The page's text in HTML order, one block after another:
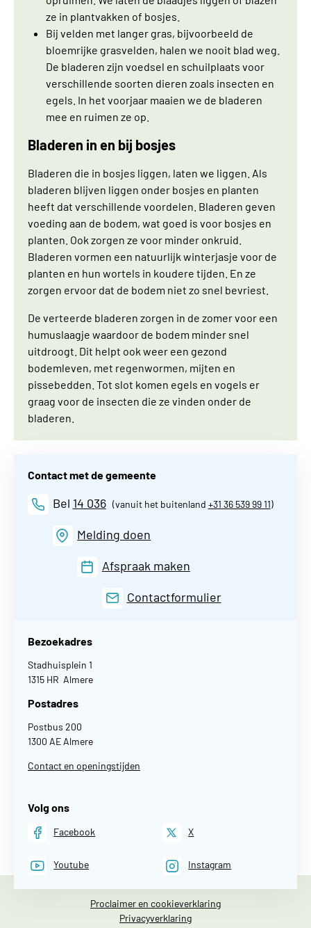
ze in plantvakken of bosjes.
Bij velden met langer gras, bijvoorbeeld de
bloemrijke grasvelden, halen we nooit blad weg.
De bladeren zijn voedsel en schuilplaats voor
verschillende soorten dieren zoals insecten en
egels. In het voorjaar maaien we de bladeren
mee en ruimen ze op.
Bladeren in en bij bosjes
Bladeren die in bosjes liggen, laten we liggen. Als
bladeren blijven liggen onder bosjes en planten
heeft dat verschillende voordelen. Bladeren geven
voeding aan de bodem, wat goed is voor bosjes en
planten. Ook zorgen ze voor minder onkruid.
Bladeren vormen een natuurlijk winterjasje voor de
planten en hun wortels in koudere tijden. En ze
zorgen ervoor dat de bodem niet zo snel bevriest.
De verteerde bladeren zorgen in de zomer voor een
humuslaagje waardoor de bodem minder snel
uitdroogt. Dit helpt ook weer een gezond
bodemleven, met regenwormen, mijten en
pissebedden. Tot slot komen egels en vogels er
graag voor de insecten die ze vinden onder de
bladeren.
Contact met de gemeente
Bel 14 036(vanuit het buitenland +31 36 539 99 11)
Melding doen
Afspraak maken
Contactformulier
Bezoekadres
Stadhuisplein 1
1315 HR Almere
Postadres
Postbus 200
1300 AE Almere
Contact en openingstijden
Volg ons
Facebook X
Youtube Instagram
Proclaimer en cookieverklaring
Privacyverklaring